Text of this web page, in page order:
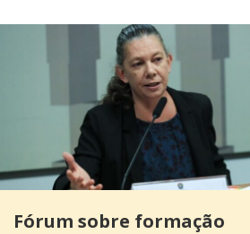
Fórum sobre formação